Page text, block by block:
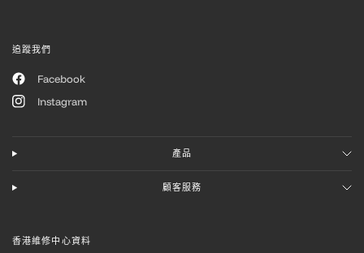
追蹤我們
Facebook
Instagram
產品
顧客服務
香港維修中心資料